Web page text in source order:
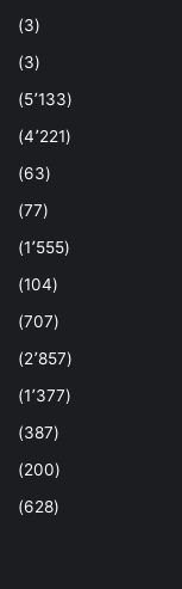
(3)
(3)
(5٬133)
(4٬221)
(63)
(77)
(1٬555)
(104)
(707)
(2٬857)
(1٬377)
(387)
(200)
(628)